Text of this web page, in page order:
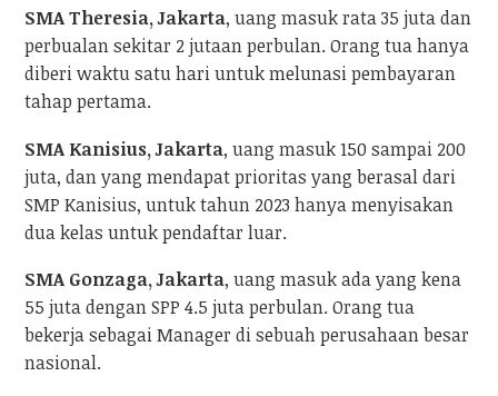
SMA Theresia, Jakarta, uang masuk rata 35 juta dan
perbualan sekitar 2 jutaan perbulan. Orang tua hanya
diberi waktu satu hari untuk melunasi pembayaran
tahap pertama.
SMA Kanisius, Jakarta, uang masuk 150 sampai 200
juta, dan yang mendapat prioritas yang berasal dari
SMP Kanisius, untuk tahun 2023 hanya menyisakan
dua kelas untuk pendaftar luar.
SMA Gonzaga, Jakarta, uang masuk ada yang kena
55 juta dengan SPP 4.5 juta perbulan. Orang tua
bekerja sebagai Manager di sebuah perusahaan besar
nasional.